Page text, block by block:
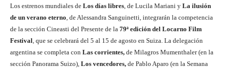
Los estrenos mundiales de Los días libres, de Lucila Mariani y La ilusión
de un verano eterno, de Alessandra Sanguinetti, integrarán la competencia
de la sección Cineasti del Presente de la 79ª edición del Locarno Film
Festival, que se celebrará del 5 al 15 de agosto en Suiza. La delegación
argentina se completa con Las corrientes, de Milagros Mumenthaler (en la
sección Panorama Suizo), Los vencedores, de Pablo Aparo (en la Semana